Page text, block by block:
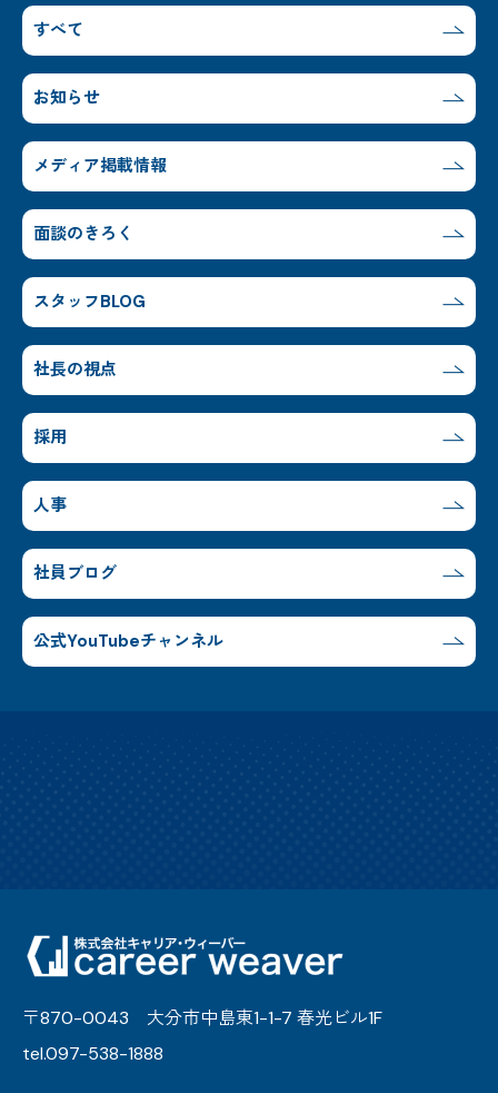
すべて
お知らせ
メディア掲載情報
面談のきろく
スタッフBLOG
社長の視点
採用
人事
社員ブログ
公式YouTubeチャンネル
〒870-0043 大分市中島東1-1-7 春光ビル1F
tel.097-538-1888